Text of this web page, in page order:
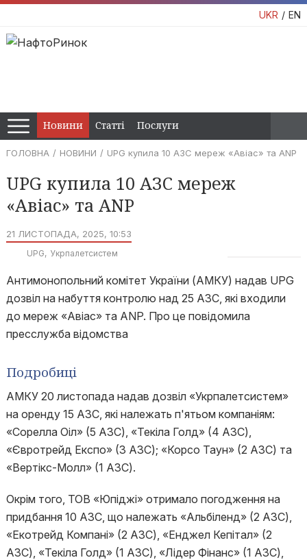
UKR EN
Новини Статті Послуги
ГОЛОВНА НОВИНИ UPG купила 10 АЗС мереж «Авіас» та ANP
UPG купила 10 АЗС мереж
«Авіас» та ANP
21 ЛИСТОПАДА, 2025, 10:53
UPG Укрпалетсистем
Антимонопольний комітет України (АМКУ) надав UPG
дозвіл на набуття контролю над 25 АЗС, які входили
до мереж «Авіас» та ANP. Про це повідомила
пресслужба відомства
Подробиці
АМКУ 20 листопада надав дозвіл «Укрпалетсистем»
на оренду 15 АЗС, які належать п'ятьом компаніям:
«Сорелла Оіл» (5 АЗС), «Текіла Голд» (4 АЗС),
«Євротрейд Експо» (3 АЗС); «Корсо Таун» (2 АЗС) та
«Вертікс-Молл» (1 АЗС).
Окрім того, ТОВ «Юпіджі» отримало погодження на
придбання 10 АЗС, що належать «Альбіленд» (2 АЗС),
«Екотрейд Компані» (2 АЗС), «Енджел Кепітал» (2
АЗС), «Текіла Голд» (1 АЗС), «Лідер Фінанс» (1 АЗС),